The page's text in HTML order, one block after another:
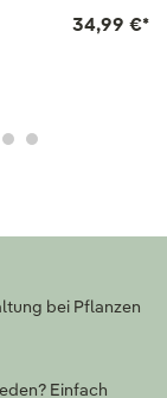
34,99 €*
bei Pflanzen
Einfach